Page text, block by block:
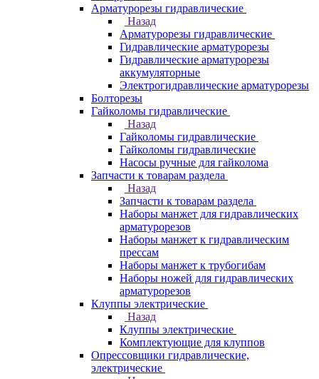
Арматурорезы гидравлические
Назад
Арматурорезы гидравлические
Гидравлические арматурорезы
Гидравлические арматурорезы
аккумуляторные
Электрогидравлические арматурорезы
Болторезы
Гайколомы гидравлические
Назад
Гайколомы гидравлические
Гайколомы гидравлические
Насосы ручные для гайколома
Запчасти к товарам раздела
Назад
Запчасти к товарам раздела
Наборы манжет для гидравлических
арматурорезов
Наборы манжет к гидравлическим
прессам
Наборы манжет к трубогибам
Наборы ножей для гидравлических
арматурорезов
Клуппы электрические
Назад
Клуппы электрические
Комплектующие для клуппов
Опрессовщики гидравлические,
электрические